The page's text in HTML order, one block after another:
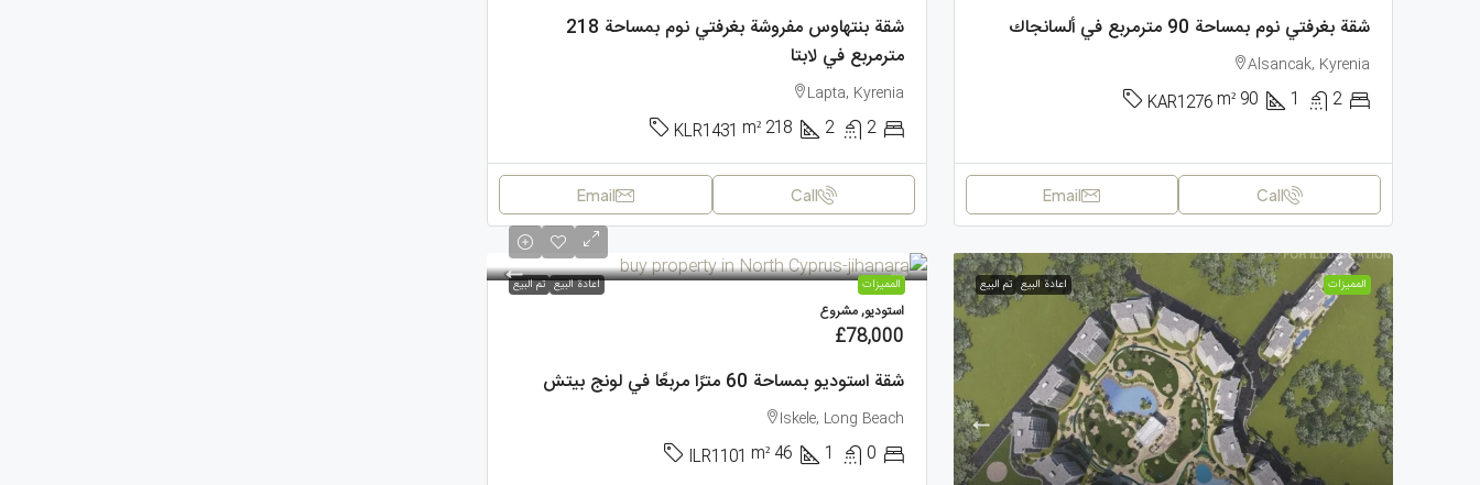
شقة بغرفتي نوم بمساحة 90 مترمربع في ألسانجاك
Alsancak, Kyrenia
2
1
90
m²
KAR1276
Call
Email
شقة بنتهاوس مفروشة بغرفتي نوم بمساحة 218
مترمربع في لابتا
Lapta, Kyrenia
2
2
218
m²
KLR1431
Call
Email
الممیزات اعادة البيع تم البيع الممیزات اعادة البيع تم البيع
استوديو, مشروع
£78,000
شقة استوديو بمساحة 60 مترًا مربعًا في لونج بيتش
Iskele, Long Beach
0
1
46
m²
ILR1101